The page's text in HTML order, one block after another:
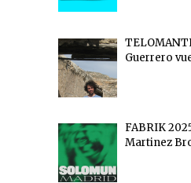
Guerrero
FABRIK
Martinez